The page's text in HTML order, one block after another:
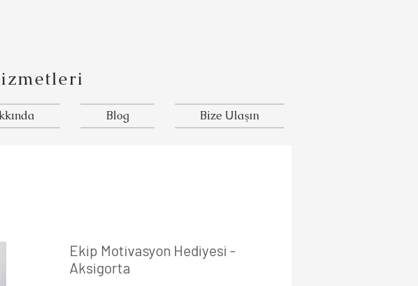
Blog Bize Ulaşın
Ekip Motivasyon Hediyesi -
Aksigorta